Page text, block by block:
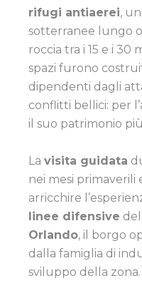
rifugi antiaerei,
sotterranee lungo
roccia tra i 15 e i
spazi furono
dipendenti dagli
conflitti bellici: per
il suo patrimonio
La visita guidata
nei mesi primaverili
arricchire
linee difensive
Orlando, il borgo
dalla famiglia di
sviluppo della zona.